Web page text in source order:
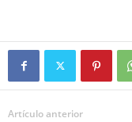
Artículo anterior